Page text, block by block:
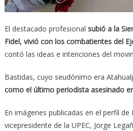
El destacado profesional subió a la
Fidel, vivió con los combatientes del
contó las ideas e intenciones del
Bastidas, cuyo seudónimo era
como el último periodista asesinado
En imágenes publicadas en el perfil de
vicepresidente de la UPEC, Jorge